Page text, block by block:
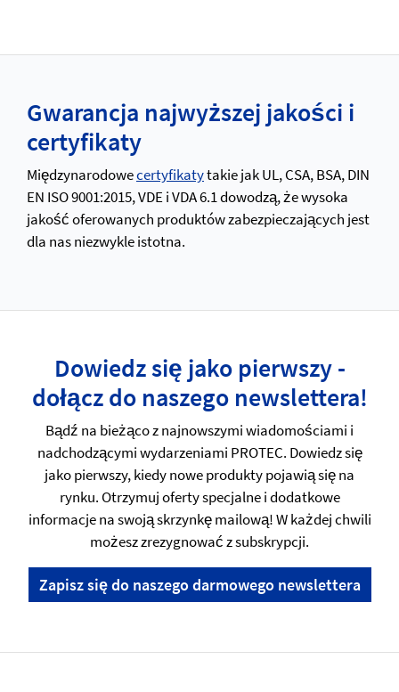
Gwarancja najwyższej jakości i
certyfikaty
Międzynarodowecertyfikatytakie jak UL, CSA, BSA, DIN
EN ISO 9001:2015, VDE i VDA 6.1 dowodzą, że wysoka
jakość oferowanych produktów zabezpieczających jest
dla nas niezwykle istotna.
Dowiedz się jako pierwszy -
dołącz do naszego newslettera!
Bądź na bieżąco z najnowszymi wiadomościami i
nadchodzącymi wydarzeniami PROTEC. Dowiedz się
jako pierwszy, kiedy nowe produkty pojawią się na
rynku. Otrzymuj oferty specjalne i dodatkowe
informacje na swoją skrzynkę mailową! W każdej chwili
możesz zrezygnować z subskrypcji.
Zapisz się do naszego darmowego newslettera